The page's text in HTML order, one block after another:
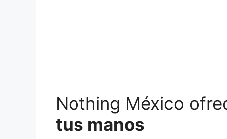
Nothing México
tus manos